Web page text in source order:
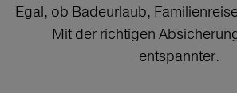
Egal, ob Badeurlaub,
Mit der richtigen
entspannter.